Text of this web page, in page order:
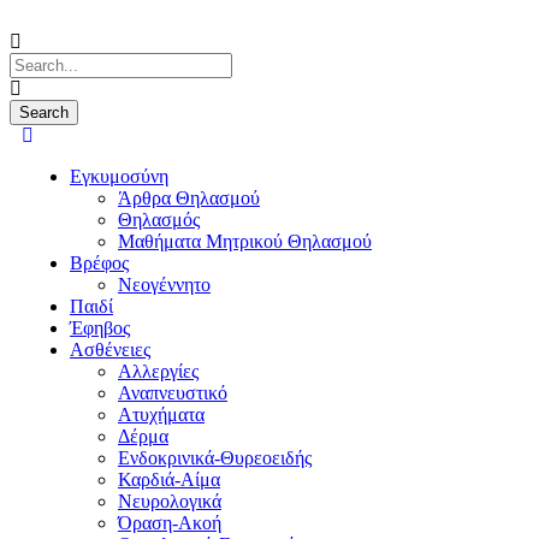
Εγκυμοσύνη
Άρθρα Θηλασμού
Θηλασμός
Μαθήματα Μητρικού Θηλασμού
Βρέφος
Νεογέννητο
Παιδί
Έφηβος
Ασθένειες
Αλλεργίες
Αναπνευστικό
Ατυχήματα
Δέρμα
Ενδοκρινικά-Θυρεοειδής
Καρδιά-Αίμα
Νευρολογικά
Όραση-Ακοή